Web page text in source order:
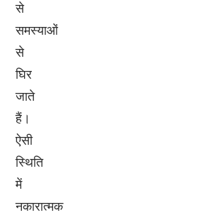
से
समस्याओं
से
घिर
जाते
हैं।
ऐसी
स्थिति
में
नकारात्मक